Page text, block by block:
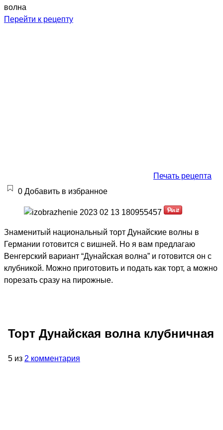
волна
Перейти к рецепту
Печать рецепта
0 Добавить в избранное
Знаменитый национальный торт Дунайские волны в
Германии готовится с вишней. Но я вам предлагаю
Венгерский вариант “Дунайская волна” и готовится он с
клубникой. Можно приготовить и подать как торт, а можно
порезать сразу на пирожные.
Торт Дунайская волна клубничная
5 из 2 комментария